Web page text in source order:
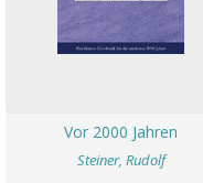
Vor 2000 Jahren
Steiner, Rudolf